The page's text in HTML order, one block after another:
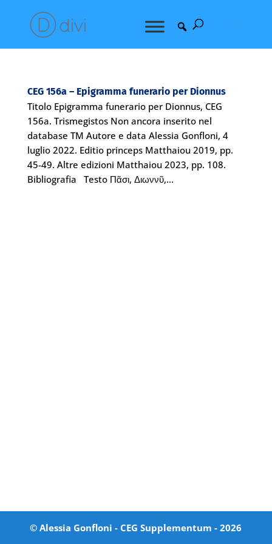
CEG 156a – Epigramma funerario per Dionnus
Titolo Epigramma funerario per Dionnus, CEG
156a. Trismegistos Non ancora inserito nel
database TM Autore e data Alessia Gonfloni, 4
luglio 2022. Editio princeps Matthaiou 2019, pp.
45-49. Altre edizioni Matthaiou 2023, pp. 108.
Bibliografia Testo Πᾶσι, Διωννῦ,...
© Alessia Gonfloni - CEG Supplementum -2026